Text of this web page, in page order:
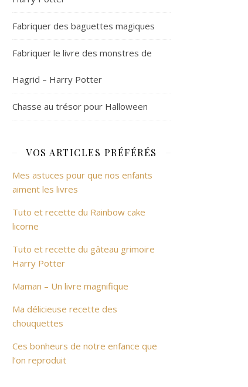
Fabriquer des baguettes magiques
Fabriquer le livre des monstres de
Hagrid – Harry Potter
Chasse au trésor pour Halloween
VOS ARTICLES PRÉFÉRÉS
Mes astuces pour que nos enfants
aiment les livres
Tuto et recette du Rainbow cake
licorne
Tuto et recette du gâteau grimoire
Harry Potter
Maman – Un livre magnifique
Ma délicieuse recette des
chouquettes
Ces bonheurs de notre enfance que
l’on reproduit